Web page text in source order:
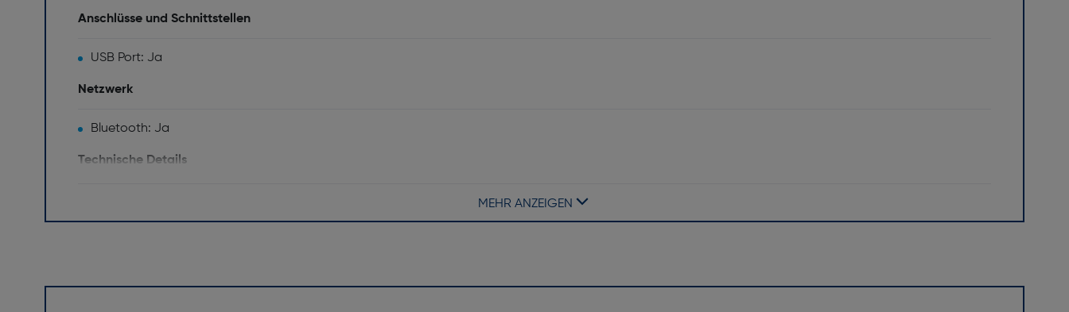
Anschlüsse und Schnittstellen
USB Port: Ja
Netzwerk
Bluetooth: Ja
Technische Details
Filmgröße [mm]: 107x88
Fokuseinstellung: Auto
Produktfarbe: Schwarz
MEHR ANZEIGEN